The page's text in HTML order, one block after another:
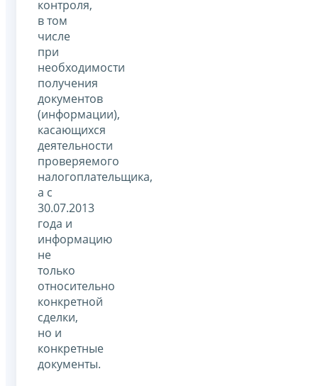
контроля,
в том
числе
при
необходимости
получения
документов
(информации),
касающихся
деятельности
проверяемого
налогоплательщика,
а с
30.07.2013
года и
информацию
не
только
относительно
конкретной
сделки,
но и
конкретные
документы.